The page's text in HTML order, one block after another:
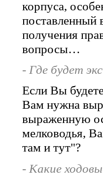
корпуса,
поставленный
получения
вопросы…
- Где будет
Если Вы
Вам нужна
выраженную
мелководья,
там и тут"?
- Какие